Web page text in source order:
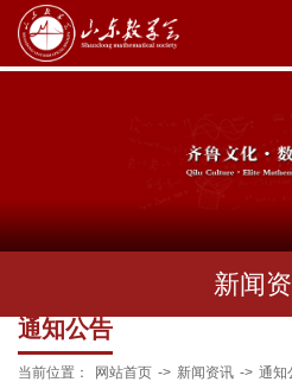
新闻
通知公告
当前位置： 网站首页 -> 新闻资讯 -> 通知